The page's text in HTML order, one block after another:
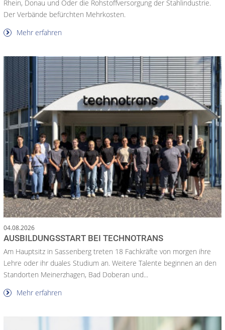
Rhein, Donau und Oder die Rohstoffversorgung der Stahlindustrie.
Der Verbände befürchten Mehrkosten.
Mehr erfahren
04.08.2026
AUSBILDUNGSSTART BEI TECHNOTRANS
Am Hauptsitz in Sassenberg treten 18 Fachkräfte von morgen ihre
Lehre oder ihr duales Studium an. Weitere Talente beginnen an den
Standorten Meinerzhagen, Bad Doberan und...
Mehr erfahren